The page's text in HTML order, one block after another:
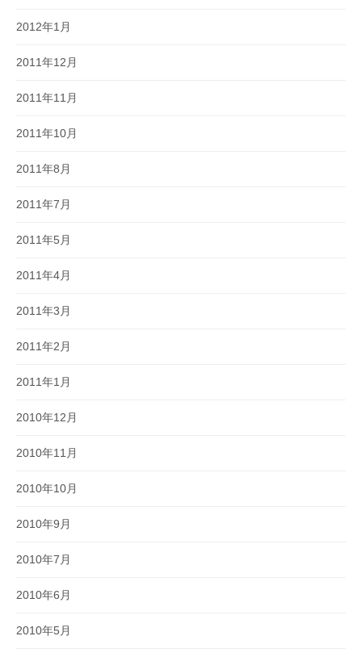
2012年1月
2011年12月
2011年11月
2011年10月
2011年8月
2011年7月
2011年5月
2011年4月
2011年3月
2011年2月
2011年1月
2010年12月
2010年11月
2010年10月
2010年9月
2010年7月
2010年6月
2010年5月